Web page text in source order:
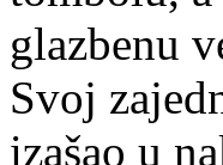
glazbenu
Svoj
izašao u